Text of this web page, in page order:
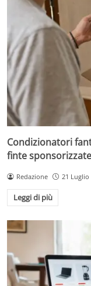
Condizionatori
finte sponsorizzate
Redazione 21 Luglio
Leggi di più